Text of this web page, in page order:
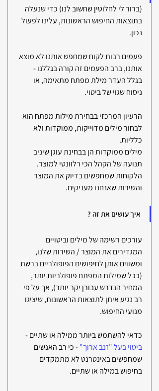
(ברור לי לחלוטין שחשוב לנו) כדי שנעלה
בתוצאות החיפוש הראשונות, עלינו לפעול
נכון.
פעמים רבות לקוח שמחפש אותנו לא מוצא
אותנו, ברב הפעמים זה קורה בגללנו -
בגלל העדר מילת מפתח מתאימה, או
ניסוח שגוי של ביטוי.
הרעיון המרכזי בבחירת מילות מפתח הוא
לבחור מילים מדוייקות, ממוקדות ולא
כלליות.
מילים ממוקדות הן בבחינת עוגן שיניב
תנועה של הקהל הכי רלוונטי למוצר.
הלקוחות שמחפשים בדיוק את המוצר
והשירות שאנחנו מעניקים.
איך עושים את זה ?
עורכים רשימה של מילים וביטויים
המגדירים את המוצר / השירות שלנו,
ומשווים אותן לחיפושים הפופולריים ברשת
(ככל שמילות המפתח פופולריות יותר,
המחיר הנדרש עבורן יקר יותר), אך על פי
רב נגיע איתן לתוצאות הראשונות, שיציגו
מנועי החיפוש.
כדאי להשתמש ביותר ממילה או שתיים -
ביטוי בעל "זנב ארוך" - כי רב האנשים
שמחפשים באינטרנט לא מתמקדים
בחיפוש במילה או שתיים.